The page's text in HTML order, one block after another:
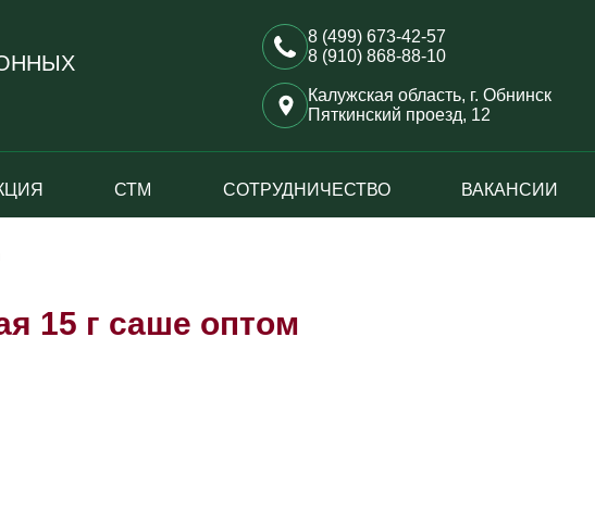
8 (499) 673-42-57
8 (910) 868-88-10
Калужская область, г. Обнинск
Пяткинский проезд, 12
СТМ СОТРУДНИЧЕСТВО ВАКАНСИИ
15 г саше оптом